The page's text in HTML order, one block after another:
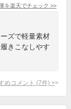
を楽天でチェック >>
ズで軽量素材
きこなしやす
めコメント (7件) >